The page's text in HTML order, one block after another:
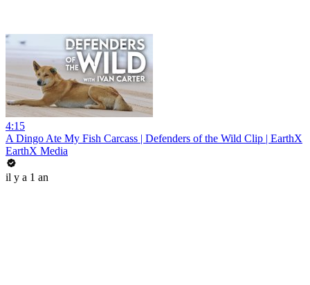
4:15
A Dingo Ate My Fish Carcass | Defenders of the Wild Clip | EarthX
EarthX Media
il y a 1 an